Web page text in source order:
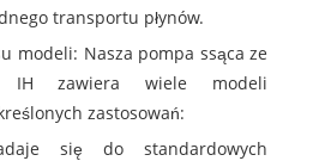
transportu płynów.
modeli: Nasza pompa ssąca ze
IH zawiera wiele modeli
zastosowań:
się do standardowych